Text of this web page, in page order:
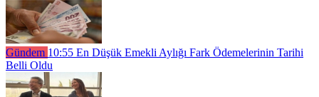
Gündem 10:55 En Düşük Emekli Aylığı Fark Ödemelerinin Tarihi
Belli Oldu